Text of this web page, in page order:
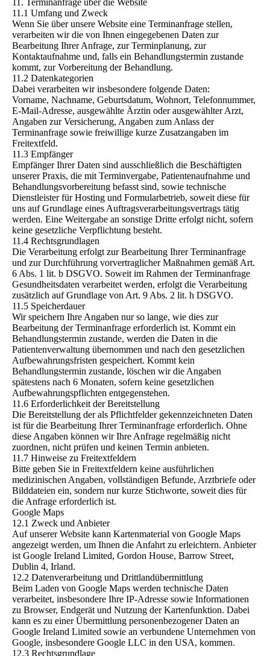
11.1 Umfang und Zweck
Wenn Sie über unsere Website eine Terminanfrage stellen,
verarbeiten wir die von Ihnen eingegebenen Daten zur
Bearbeitung Ihrer Anfrage, zur Terminplanung, zur
Kontaktaufnahme und, falls ein Behandlungstermin zustande
kommt, zur Vorbereitung der Behandlung.
11.2 Datenkategorien
Dabei verarbeiten wir insbesondere folgende Daten:
Vorname, Nachname, Geburtsdatum, Wohnort, Telefonnummer,
E-Mail-Adresse, ausgewählte Ärztin oder ausgewählter Arzt,
Angaben zur Versicherung, Angaben zum Anlass der
Terminanfrage sowie freiwillige kurze Zusatzangaben im
Freitextfeld.
11.3 Empfänger
Empfänger Ihrer Daten sind ausschließlich die Beschäftigten
unserer Praxis, die mit Terminvergabe, Patientenaufnahme und
Behandlungsvorbereitung befasst sind, sowie technische
Dienstleister für Hosting und Formularbetrieb, soweit diese für
uns auf Grundlage eines Auftragsverarbeitungsvertrags tätig
werden. Eine Weitergabe an sonstige Dritte erfolgt nicht, sofern
keine gesetzliche Verpflichtung besteht.
11.4 Rechtsgrundlagen
Die Verarbeitung erfolgt zur Bearbeitung Ihrer Terminanfrage
und zur Durchführung vorvertraglicher Maßnahmen gemäß Art.
6 Abs. 1 lit. b DSGVO. Soweit im Rahmen der Terminanfrage
Gesundheitsdaten verarbeitet werden, erfolgt die Verarbeitung
zusätzlich auf Grundlage von Art. 9 Abs. 2 lit. h DSGVO.
11.5 Speicherdauer
Wir speichern Ihre Angaben nur so lange, wie dies zur
Bearbeitung der Terminanfrage erforderlich ist. Kommt ein
Behandlungstermin zustande, werden die Daten in die
Patientenverwaltung übernommen und nach den gesetzlichen
Aufbewahrungsfristen gespeichert. Kommt kein
Behandlungstermin zustande, löschen wir die Angaben
spätestens nach 6 Monaten, sofern keine gesetzlichen
Aufbewahrungspflichten entgegenstehen.
11.6 Erforderlichkeit der Bereitstellung
Die Bereitstellung der als Pflichtfelder gekennzeichneten Daten
ist für die Bearbeitung Ihrer Terminanfrage erforderlich. Ohne
diese Angaben können wir Ihre Anfrage regelmäßig nicht
zuordnen, nicht prüfen und keinen Termin anbieten.
11.7 Hinweise zu Freitextfeldern
Bitte geben Sie in Freitextfeldern keine ausführlichen
medizinischen Angaben, vollständigen Befunde, Arztbriefe oder
Bilddateien ein, sondern nur kurze Stichworte, soweit dies für
die Anfrage erforderlich ist.
Google Maps
12.1 Zweck und Anbieter
Auf unserer Website kann Kartenmaterial von Google Maps
angezeigt werden, um Ihnen die Anfahrt zu erleichtern. Anbieter
ist Google Ireland Limited, Gordon House, Barrow Street,
Dublin 4, Irland.
12.2 Datenverarbeitung und Drittlandübermittlung
Beim Laden von Google Maps werden technische Daten
verarbeitet, insbesondere Ihre IP-Adresse sowie Informationen
zu Browser, Endgerät und Nutzung der Kartenfunktion. Dabei
kann es zu einer Übermittlung personenbezogener Daten an
Google Ireland Limited sowie an verbundene Unternehmen von
Google, insbesondere Google LLC in den USA, kommen.
12.3 Rechtsgrundlage